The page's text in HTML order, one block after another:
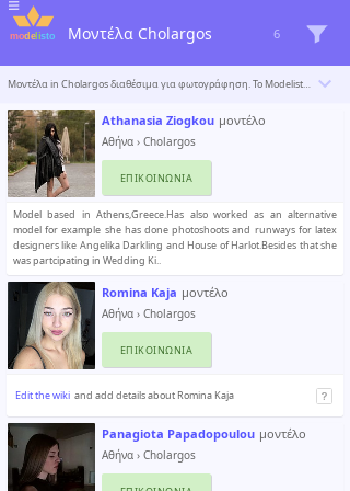
Μοντέλα Cholargos 6
Μοντέλα in Cholargos διαθέσιμα για φωτογράφηση. Το Modelisto δημιουργεί έναν κατάλογο με τους «σπουδαιότερους επαγγελματίες του κόσμου». Για να συμπεριληφθείτε
Athanasia Ziogkou μοντέλο
Αθήνα › Cholargos
ΕΠΙΚΟΙΝΩΝΊΑ
Model based in Athens,Greece.Has also worked as an alternative
model for example she has done photoshoots and runways for latex
designers like Angelika Darkling and House of Harlot.Besides that she
was partcipating in Wedding Ki..
Romina Kaja μοντέλο
Αθήνα › Cholargos
ΕΠΙΚΟΙΝΩΝΊΑ
Edit the wiki and add details about Romina Kaja
Panagiota Papadopoulou μοντέλο
Αθήνα › Cholargos